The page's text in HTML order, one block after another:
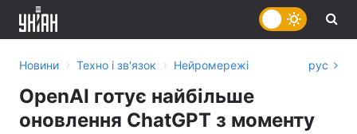
Новини › Техно і зв'язок › Нейромережі рус
OpenAI готує найбільше
оновлення ChatGPT з моменту